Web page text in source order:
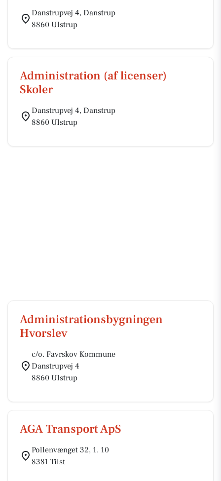
Danstrupvej 4, Danstrup
8860 Ulstrup
Administration (af licenser)
Skoler
Danstrupvej 4, Danstrup
8860 Ulstrup
Administrationsbygningen
Hvorslev
c/o. Favrskov Kommune
Danstrupvej 4
8860 Ulstrup
AGA Transport ApS
Pollenvænget 32, 1. 10
8381 Tilst